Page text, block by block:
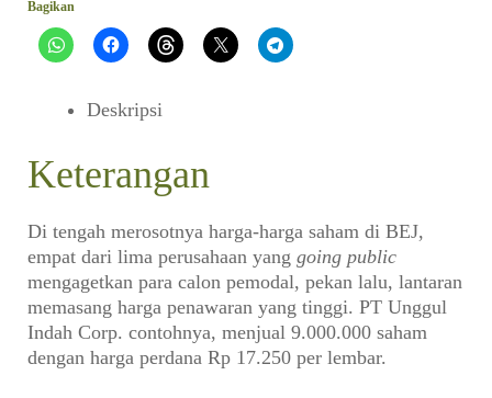
September
1989)
Bagikan
Deskripsi
Keterangan
Di tengah merosotnya harga-harga saham di BEJ,
empat dari lima perusahaan yanggoing public
mengagetkan para calon pemodal, pekan lalu, lantaran
memasang harga penawaran yang tinggi. PT Unggul
Indah Corp. contohnya, menjual 9.000.000 saham
dengan harga perdana Rp 17.250 per lembar.